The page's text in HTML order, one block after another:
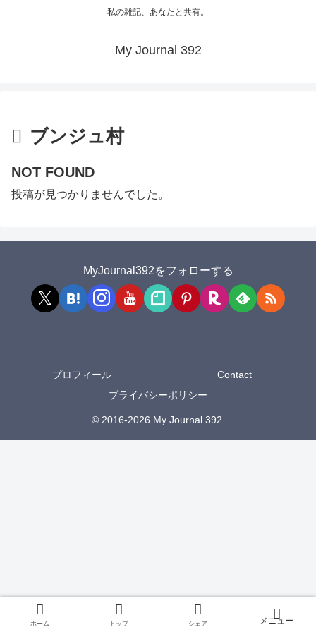
私の雑記、あなたと共有。
My Journal 392
ブンジュ村
NOT FOUND
投稿が見つかりませんでした。
MyJournal392をフォローする
プロフィール
Contact
プライバシーポリシー
© 2016-2026 My Journal 392.
ホーム トップ シェア